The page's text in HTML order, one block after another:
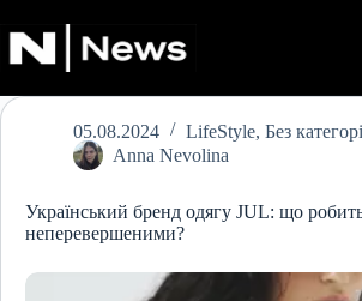
до
вмісту
05.08.2024 LifeStyle, Без
Anna Nevolina
Український бренд одягу JUL: що робить
неперевершеними?